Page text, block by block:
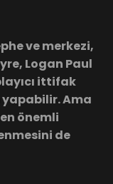
ve merkezi,
Logan Paul
ittifak
yapabilir. Ama
önemli
de